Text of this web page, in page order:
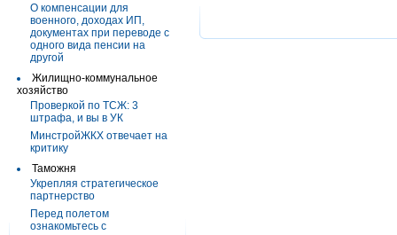
О компенсации для
военного, доходах ИП,
документах при переводе с
одного вида пенсии на
другой
Жилищно-коммунальное
хозяйство
Проверкой по ТСЖ: 3
штрафа, и вы в УК
МинстройЖКХ отвечает на
критику
Таможня
Укрепляя стратегическое
партнерство
Перед полетом
ознакомьтесь с